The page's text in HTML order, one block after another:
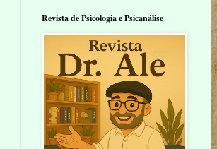
Revista de Psicologia e Psicanálise